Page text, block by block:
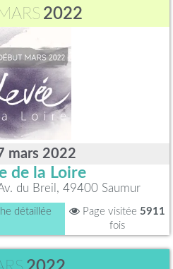
2022
mars 2022
de la Loire
du Breil, 49400 Saumur
détaillée Page visitée 5911
fois